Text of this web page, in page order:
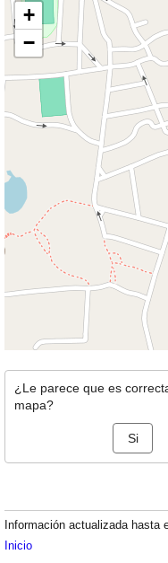
+
−
¿Le parece que es
mapa?
Si
Información actualizada hasta
Inicio